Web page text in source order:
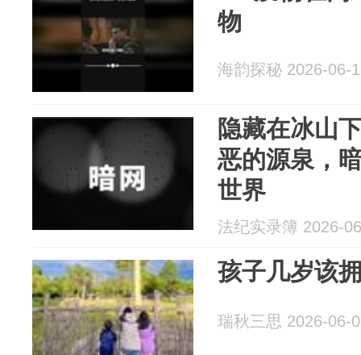
物
海韵探秘 2026-06-
隐藏在冰山
恶的源泉，
世界
法纪实录簿 2026-
孩子几岁该
瑞秋三思 2026-06-